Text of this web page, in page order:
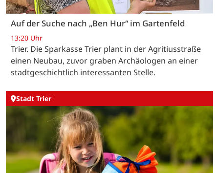
Auf der Suche nach „Ben Hur“ im Gartenfeld
13:20 Uhr
Trier. Die Sparkasse Trier plant in der Agritiusstraße
einen Neubau, zuvor graben Archäologen an einer
stadtgeschichtlich interessanten Stelle.
Stadt Trier